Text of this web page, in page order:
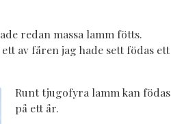
redan massa lamm fötts.
av fåren jag hade sett födas ett
Runt tjugofyra lamm kan födas
på ett år.